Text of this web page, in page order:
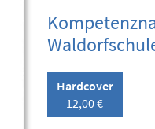
Hardcover
12,00 €